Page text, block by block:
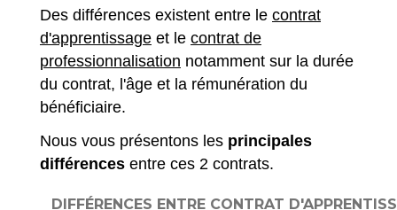
Des différences existent entre le contrat
d'apprentissage et le contrat de
professionnalisation notamment sur la durée
du contrat, l'âge et la rémunération du
bénéficiaire.
Nous vous présentons les principales
différences entre ces 2 contrats.
DIFFÉRENCES ENTRE CONTRAT